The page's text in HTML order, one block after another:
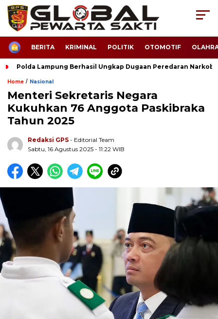
HOMEBERITA KRIMINAL POLITIK OTOMOTIF
Polda Lampung Berhasil Ungkap Dugaan Peredaran
Home / Nasional
Menteri Sekretaris Negara
Kukuhkan 76 Anggota Paskibraka
Tahun 2025
Redaksi GPS - Editorial Team
Sabtu, 16 Agustus 2025 - 11:22 WIB